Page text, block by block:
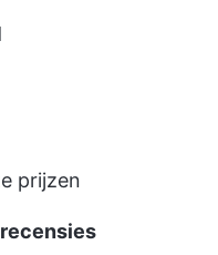
prijzen